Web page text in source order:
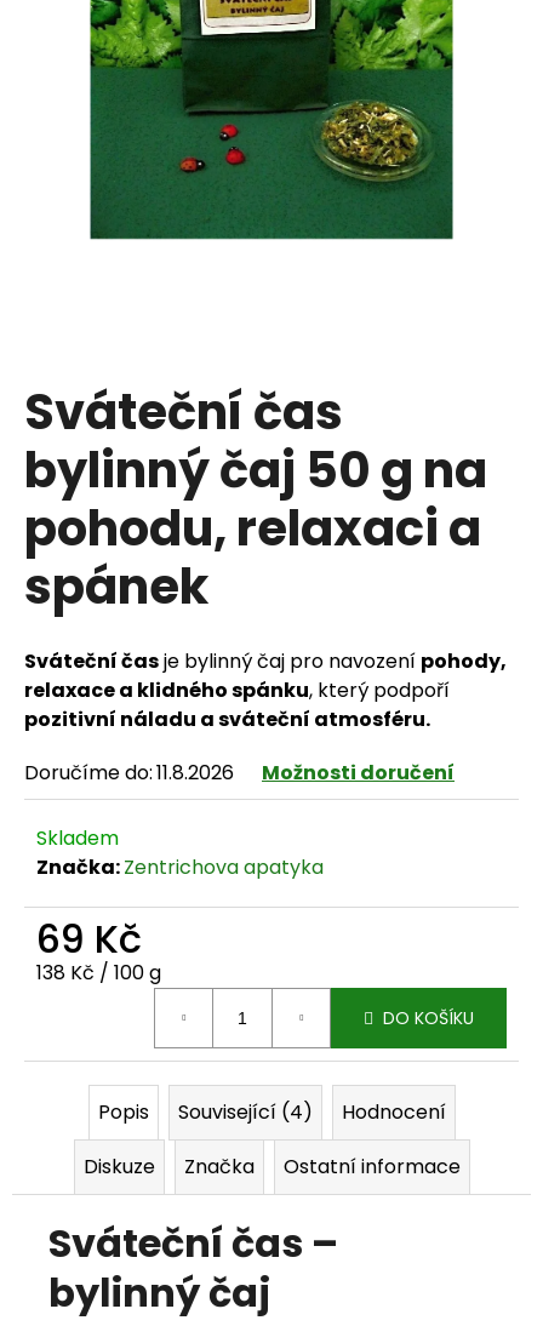
Sváteční čas
bylinný čaj 50 g na
pohodu, relaxaci a
spánek
Sváteční časje bylinný čaj pro navození pohody,
relaxace a klidného spánku, který podpoří
pozitivní náladu a sváteční atmosféru.
Doručíme do:11.8.2026 Možnosti doručení
Skladem
Značka:Zentrichova apatyka
69 Kč
Měrná cena:
138 Kč / 100 g
DO KOŠÍKU
Popis Související (4)
Hodnocení
Diskuze
Značka Ostatní informace
Sváteční čas –
bylinný čaj
í
t
?
HLEDAT
D
p
o
u
m